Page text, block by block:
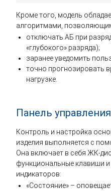
Кроме того, модель
алгоритмами,
отключать АБ при
«глубокого» разряда);
заранее уведомить
точно прогнозировать
нагрузке.
Панель управления
Контроль и настройка
изделия выполняется с
Она включает в себя ЖК-
функциональные клавиши
индикаторов:
«Состояние» –